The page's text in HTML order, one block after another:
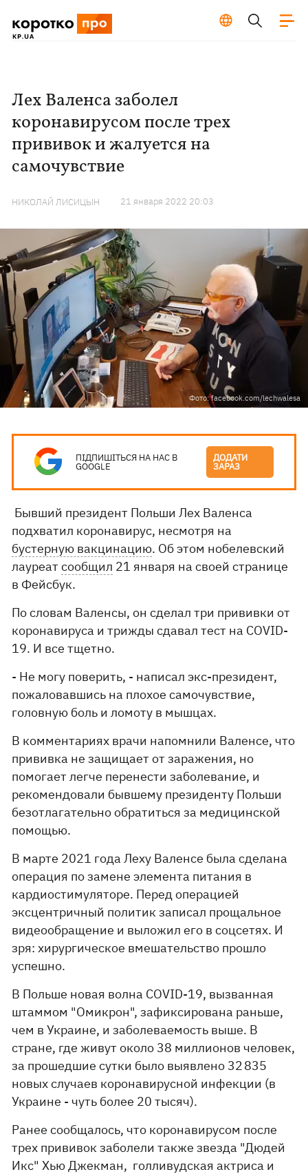
Лех Валенса заболел
коронавирусом после трех
прививок и жалуется на
самочувствие
НИКОЛАЙ ЛИСИЦЫН 21 января 2022 20:03
Фото: facebook.com/lechwalesa
ПІДПИШІТЬСЯ НА НАС В
GOOGLE
ДОДАТИ
ЗАРАЗ
Бывший президент Польши Лех Валенса
подхватил коронавирус, несмотря на
бустерную вакцинацию. Об этом нобелевский
лауреатсообщил 21 января на своей странице
в Фейсбук.
По словам Валенсы, он сделал три прививки от
коронавируса и трижды сдавал тест на COVID-
19. И все тщетно.
- Не могу поверить, - написал экс-президент,
пожаловавшись на плохое самочувствие,
головную боль и ломоту в мышцах.
В комментариях врачи напомнили Валенсе, что
прививка не защищает от заражения, но
помогает легче перенести заболевание, и
рекомендовали бывшему президенту Польши
безотлагательно обратиться за медицинской
помощью.
В марте 2021 года Леху Валенсе была сделана
операция по замене элемента питания в
кардиостимуляторе. Перед операцией
эксцентричный политик записал прощальное
видеообращение и выложил его в соцсетях. И
зря: хирургическое вмешательство прошло
успешно.
В Польше новая волна COVID-19, вызванная
штаммом "Омикрон", зафиксирована раньше,
чем в Украине, и заболеваемость выше. В
стране, где живут около 38 миллионов человек,
за прошедшие сутки было выявлено 32 835
новых случаев коронавирусной инфекции (в
Украине - чуть более 20 тысяч).
Ранее сообщалось, что коронавирусом после
трех прививок заболели также звезда "Дюдей
Икс" Хью Джекман, голливудская актриса и